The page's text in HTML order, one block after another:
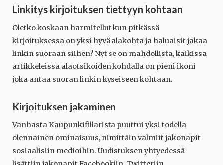
Linkitys kirjoituksen tiettyyn kohtaan
Oletko koskaan harmitellut kun pitkässä
kirjoituksessa on yksi hyvä alakohta ja haluaisit jakaa
linkin suoraan siihen? Nyt se on mahdollista, kaikissa
artikkeleissa alaotsikoiden kohdalla on pieni ikoni
joka antaa suoran linkin kyseiseen kohtaan.
Kirjoituksen jakaminen
Vanhasta Kaupunkifillarista puuttui yksi todella
olennainen ominaisuus, nimittäin valmiit jakonapit
sosiaalisiin medioihin. Uudistuksen yhtyedessä